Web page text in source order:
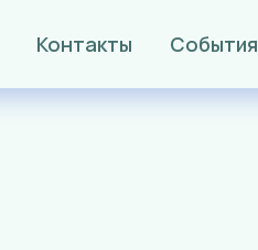
Контакты События